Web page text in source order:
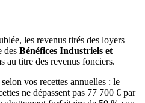
les revenus tirés des loyers
des Bénéfices Industriels et
au titre des revenus fonciers.
vos recettes annuelles : le
ne dépassent pas 77 700 € par